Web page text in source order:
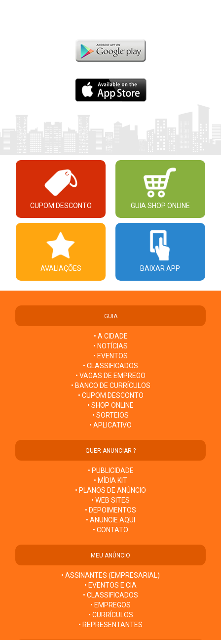
CUPOM DESCONTO GUIA SHOP ONLINE
AVALIAÇÕES BAIXAR APP
GUIA
• A CIDADE
• NOTÍCIAS
• EVENTOS
• CLASSIFICADOS
• VAGAS DE EMPREGO
• BANCO DE CURRÍCULOS
• CUPOM DESCONTO
• SHOP ONLINE
• SORTEIOS
• APLICATIVO
QUER ANUNCIAR ?
• PUBLICIDADE
• MÍDIA KIT
• PLANOS DE ANÚNCIO
• WEB SITES
• DEPOIMENTOS
• ANUNCIE AQUI
• CONTATO
MEU ANÚNCIO
• ASSINANTES (EMPRESARIAL)
• EVENTOS E CIA
• CLASSIFICADOS
• EMPREGOS
• CURRÍCULOS
• REPRESENTANTES